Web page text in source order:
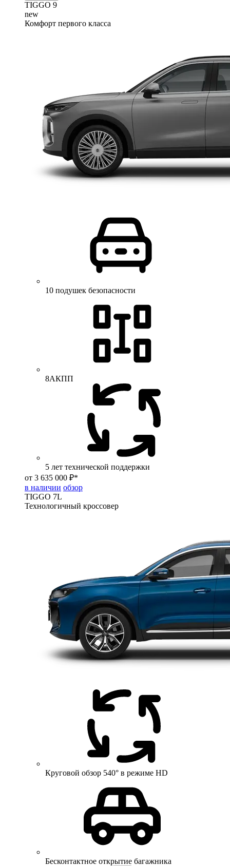
TIGGO 9
new
Комфорт первого класса
10 подушек безопасности
8АКПП
5 лет технической поддержки
от 3 635 000 ₽*
в наличии обзор
TIGGO 7L
Технологичный кроссовер
Круговой обзор 540° в режиме HD
Бесконтактное открытие багажника